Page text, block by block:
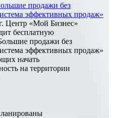
продажи без
эффективных продаж»
Центр «Мой Бизнес»
бесплатную
продажи без
эффективных продаж»
начать
на территории